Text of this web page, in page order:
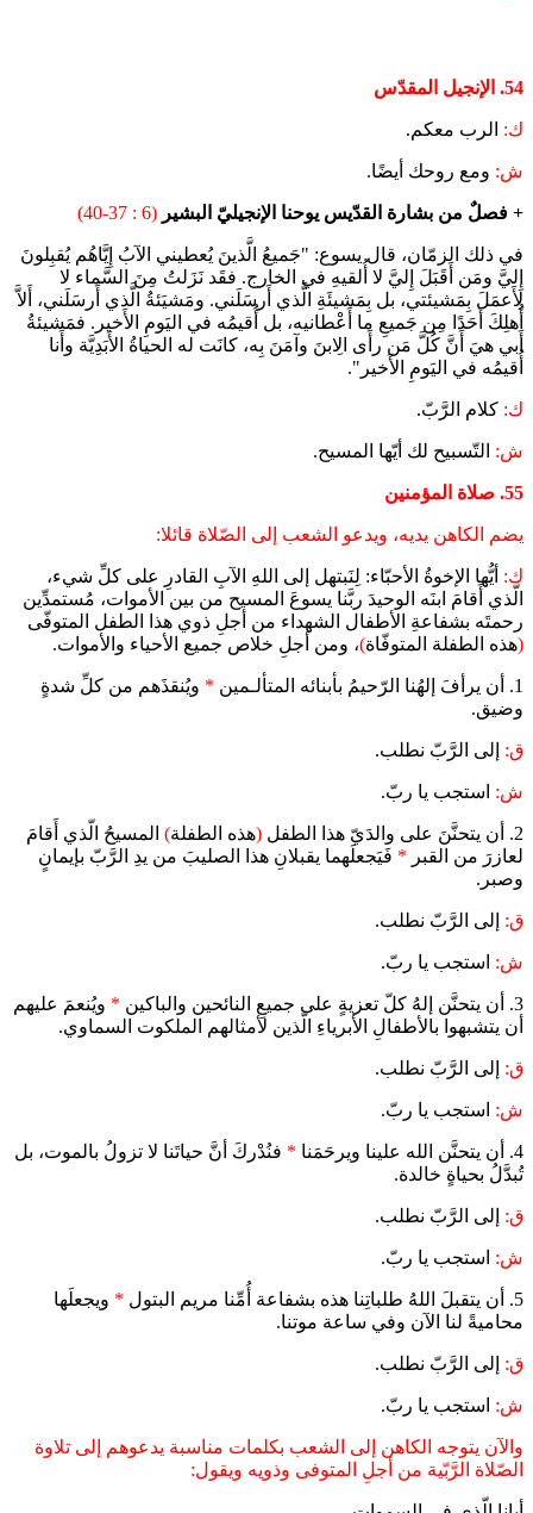
54. الإنجيل المقدّس
ك: الرب معكم.
ش: ومع روحك أيضًا.
+ فصلٌ من بشارة القدّيس يوحنا الإنجيليّ البشير (6 : 37-40)
في ذلك الزمّان، قال يسوع: "جَميعُ الَّذينَ يُعطيني الآبُ إِيَّاهُم يُقبِلونَ
إِليَّ ومَن أَقَبَلَ إِليَّ لا أُلقيهِ في الخارج. فقَد نَزَلتُ مِنَ السَّماء لا
لِأَعمَلَ بِمَشيئتي، بل بِمَشيئَةِ الَّذي أَرسَلَني. ومَشيَئةُ الَّذي أَرسَلَني، أَلاَّ
أُهلِكَ أَحَدًا مِن جَميعِ ما أَعْطانيه، بل أُقيمُه في اليَومِ الأَخير. فمَشيئةُ
أَبي هيَ أَنَّ كُلَّ مَن رأَى الِابنَ وآمَنَ بِه، كانَت له الحياةُ الأَبَدِيَّة وأَنا
أُقيمُه في اليَومِ الأَخير".
ك: كلام الرَّبّ.
ش: التّسبيح لك أيّها المسيح.
55. صلاة المؤمنين
يضم الكاهن يديه، ويدعو الشعب إلى الصّلاة قائلا:
ك: أيُّها الإخوةُ الأحبّاء: لِنَبتهل إلى اللهِ الآبِ القادرِ على كلِّ شيء،
الّذي أَقامَ ابنَه الوحيدَ ربَّنا يسوعَ المسيح من بين الأموات، مُستمدِّين
رحمتَه بشفاعةِ الأطفال الشهداء من أجلِ ذوي هذا الطفل المتوفّى
(هذه الطفلة المتوفّاة)، ومن أجلِ خلاص جميع الأحياء والأموات.
1. أن يرأفَ إلهُنا الرّحيمُ بأبنائه المتألـمين * ويُنقذَهم من كلِّ شدةٍ
وضيق.
ق: إلى الرَّبّ نطلب.
ش: استجب يا ربّ.
2. أن يتحنَّنَ على والدَيّ هذا الطفل (هذه الطفلة) المسيحُ الّذي أَقامَ
لعازرَ من القبر * فَيَجعلَهما يقبلانِ هذا الصليبَ من يدِ الرَّبّ بإيمانٍ
وصبر.
ق: إلى الرَّبّ نطلب.
ش: استجب يا ربّ.
3. أن يتحنَّن إلهُ كلّ تعزيةٍ على جميعِ النائحين والباكين * ويُنعمَ عليهم
أن يتشبهوا بالأطفالِ الأبرياءِ الّذين لأمثالهم الملكوت السماوي.
ق: إلى الرَّبّ نطلب.
ش: استجب يا ربّ.
4. أن يتحنَّن الله علينا ويرحَمَنا * فنُدْركَ أنَّ حياتَنا لا تزولُ بالموت، بل
تُبدَّلُ بحياةٍ خالدة.
ق: إلى الرَّبّ نطلب.
ش: استجب يا ربّ.
5. أن يتقبلَ اللهُ طلباتِنا هذه بشفاعة أُمِّنا مريم البتول * ويجعلَها
محاميةً لنا الآن وفي ساعة موتنا.
ق: إلى الرَّبّ نطلب.
ش: استجب يا ربّ.
والآن يتوجه الكاهن إلى الشعب بكلمات مناسبة يدعوهم إلى تلاوة
الصّلاة الرَّبّية من أجلِ المتوفى وذويه ويقول: